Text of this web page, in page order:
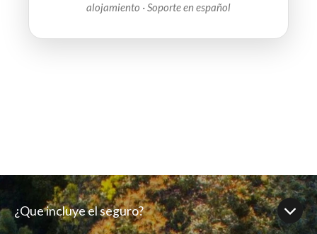
alojamiento · Soporte en español
¿Que incluye el seguro?